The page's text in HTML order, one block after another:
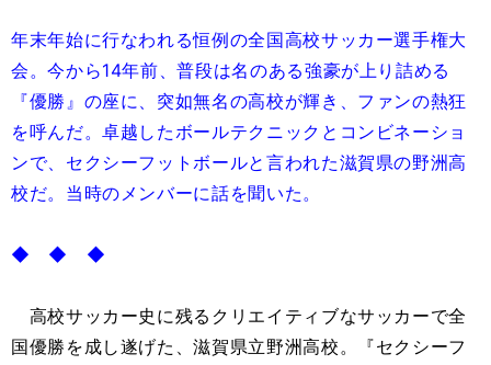
年末年始に行なわれる恒例の全国高校サッカー選手権大
会。今から14年前、普段は名のある強豪が上り詰める
『優勝』の座に、突如無名の高校が輝き、ファンの熱狂
を呼んだ。卓越したボールテクニックとコンビネーショ
ンで、セクシーフットボールと言われた滋賀県の野洲高
校だ。当時のメンバーに話を聞いた。
◆ ◆ ◆
高校サッカー史に残るクリエイティブなサッカーで全
国優勝を成し遂げた、滋賀県立野洲高校。『セクシーフ